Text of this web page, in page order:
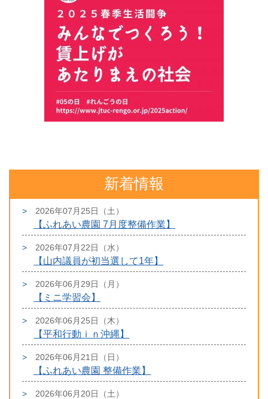
新着情報
2026年07月25日（土）
【ふれあい農園 7月度整備作業】
2026年07月22日（水）
【山内議員が初当選して1年】
2026年06月29日（月）
【ミニ学習会】
2026年06月25日（木）
【平和行動ｉｎ沖縄】
2026年06月21日（日）
【ふれあい農園 整備作業】
2026年06月20日（土）